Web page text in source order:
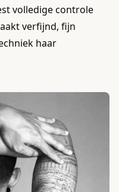
volledige controle
verfijnd, fijn
haar